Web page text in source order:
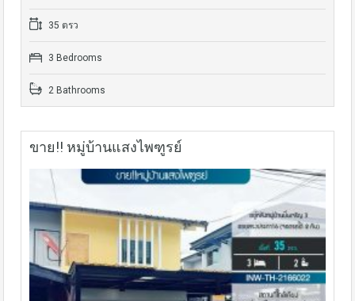
35 ตรว
3 Bedrooms
2 Bathrooms
ขาย!! หมู่บ้านแสงไพฑูรย์